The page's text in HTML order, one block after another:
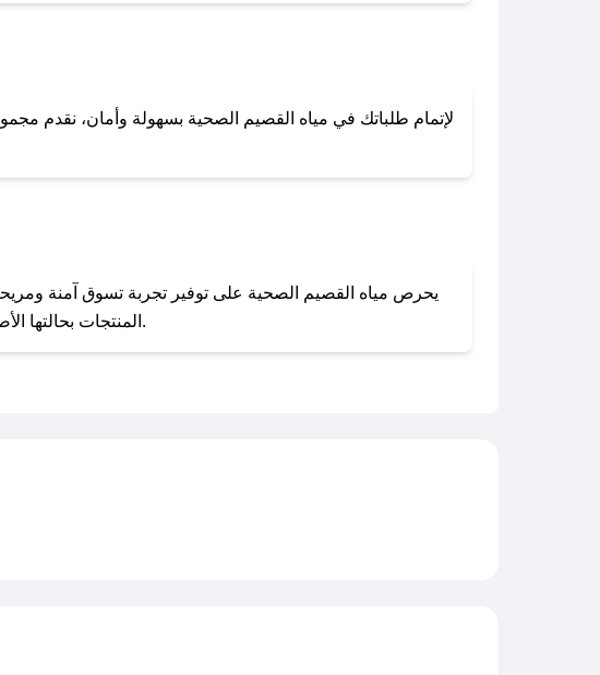
في حال عدم
لإتمام طلباتك في مياه القصيم الصحية بسهولة وأمان، نقدم
المنتجات بحالتها الأصلية وغير مستخدمة. يمكنك تقديم طلب الإرجاع بسهولة عبر موقعنا الإلكتروني أو من خلال خدمة العملاء.